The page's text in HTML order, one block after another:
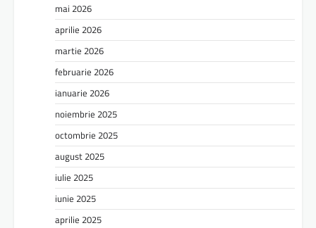
mai 2026
aprilie 2026
martie 2026
februarie 2026
ianuarie 2026
noiembrie 2025
octombrie 2025
august 2025
iulie 2025
iunie 2025
aprilie 2025